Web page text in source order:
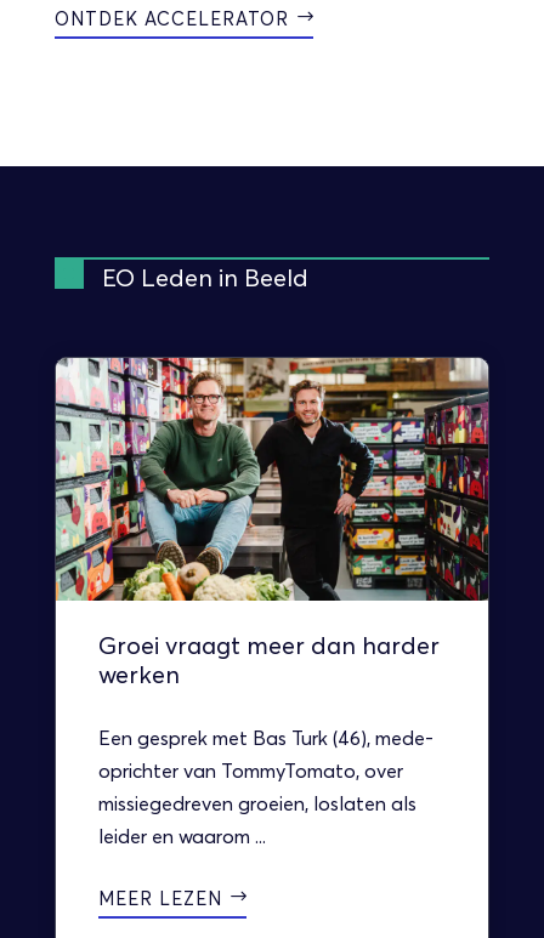
ONTDEK ACCELERATOR
EO Leden in Beeld
Groei vraagt meer dan harder
werken
Een gesprek met Bas Turk (46), mede-
oprichter van TommyTomato, over
missiegedreven groeien, loslaten als
leider en waarom ...
MEER LEZEN